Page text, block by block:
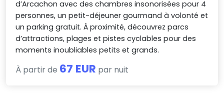
d’Arcachon avec des chambres insonorisées pour 4
personnes, un petit-déjeuner gourmand à volonté et
un parking gratuit. À proximité, découvrez parcs
d’attractions, plages et pistes cyclables pour des
moments inoubliables petits et grands.
À partir de 67 EUR par nuit